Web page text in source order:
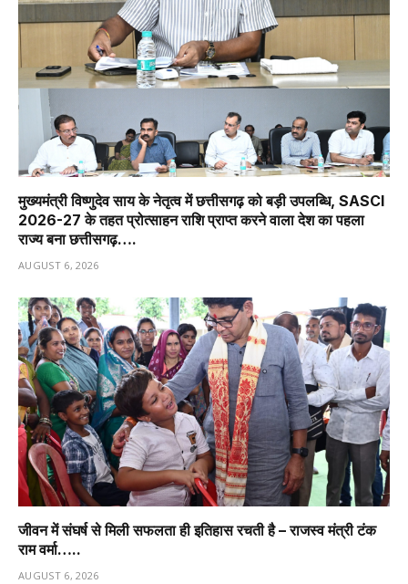
मुख्यमंत्री विष्णुदेव साय के नेतृत्व में छत्तीसगढ़ को बड़ी उपलब्धि, SASCI
2026-27 के तहत प्रोत्साहन राशि प्राप्त करने वाला देश का पहला
राज्य बना छत्तीसगढ़….
AUGUST 6, 2026
जीवन में संघर्ष से मिली सफलता ही इतिहास रचती है – राजस्व मंत्री टंक
राम वर्मा…..
AUGUST 6, 2026